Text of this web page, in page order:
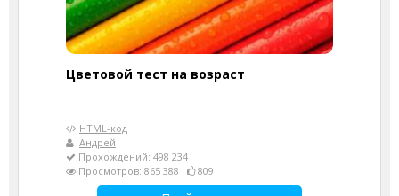
Цветовой тест на возраст
HTML-код
Андрей
Прохождений: 498 234
Просмотров: 865 388
809